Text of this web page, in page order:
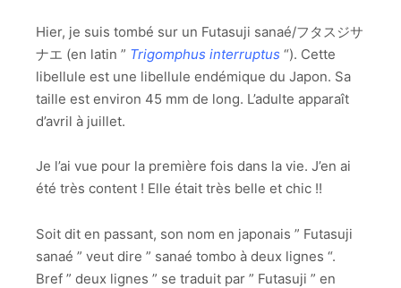
Hier, je suis tombé sur un Futasuji sanaé/フタスジサ
ナエ (en latin ” Trigomphus interruptus “). Cette
libellule est une libellule endémique du Japon. Sa
taille est environ 45 mm de long. L’adulte apparaît
d’avril à juillet.
Je l’ai vue pour la première fois dans la vie. J’en ai
été très content ! Elle était très belle et chic !!
Soit dit en passant, son nom en japonais ” Futasuji
sanaé ” veut dire ” sanaé tombo à deux lignes “.
Bref ” deux lignes ” se traduit par ” Futasuji ” en